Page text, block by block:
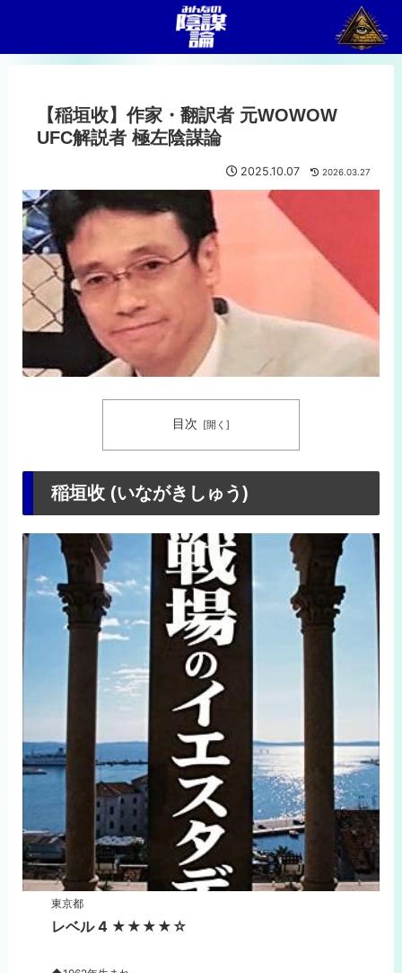
【稲垣收】作家・翻訳者 元WOWOW
UFC解説者 極左陰謀論
2025.10.07 2026.03.27
目次
稲垣收 (いながきしゅう)
東京都
レベル 4 ★★★★☆